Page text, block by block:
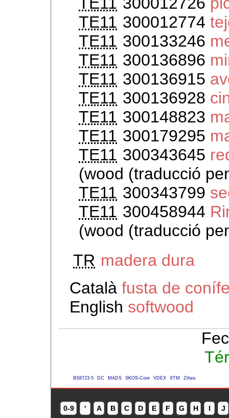
TE11 300012774
TE11 300133246
TE11 300136896
TE11 300136915
TE11 300136928
TE11 300148823
TE11 300179295
TE11 300343645
(wood (traducció
TE11 300343799
TE11 300458944
(wood (traducció
TR madera dura
Català fusta de
English softwood
BS8723-5 DC MADS SKOS-Core VDEX XTM Zthes
0-9 ' A B C D E F G H I J